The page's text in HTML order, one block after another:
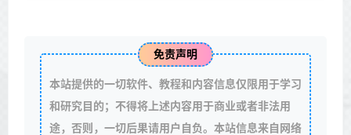
免责声明
本站提供的一切软件、教程和内容信息仅限用于学习
和研究目的；不得将上述内容用于商业或者非法用
途，否则，一切后果请用户自负。本站信息来自网络